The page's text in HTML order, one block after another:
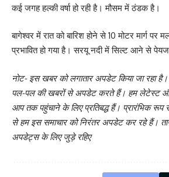
कई जगह हल्की वर्षा हो रही है। मौसम में ठंडक है।
बागेश्वर में रात को बारिश होने से 10 मोटर मार्ग पर
प्रभावित हो गया है। सरयू नदी में सिल्ट आने से
नोट- इस खबर को लगातार अपडेट किया जा रहा
पल-पल की खबरों से अपडेट करते हैं। हम लेटेस्ट
आप तक पहुंचाने के लिए प्रतिबद्ध हैं। प्रारंभिक रूप
से हम इस समाचार को निरंतर अपडेट कर रहे हैं।
अपडेट्स के लिए जुड़े रहिए